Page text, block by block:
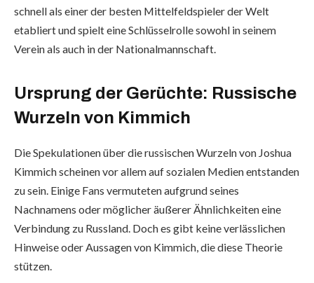
schnell als einer der besten Mittelfeldspieler der Welt
etabliert und spielt eine Schlüsselrolle sowohl in seinem
Verein als auch in der Nationalmannschaft.
Ursprung der Gerüchte: Russische
Wurzeln von Kimmich
Die Spekulationen über die russischen Wurzeln von Joshua
Kimmich scheinen vor allem auf sozialen Medien entstanden
zu sein. Einige Fans vermuteten aufgrund seines
Nachnamens oder möglicher äußerer Ähnlichkeiten eine
Verbindung zu Russland. Doch es gibt keine verlässlichen
Hinweise oder Aussagen von Kimmich, die diese Theorie
stützen.